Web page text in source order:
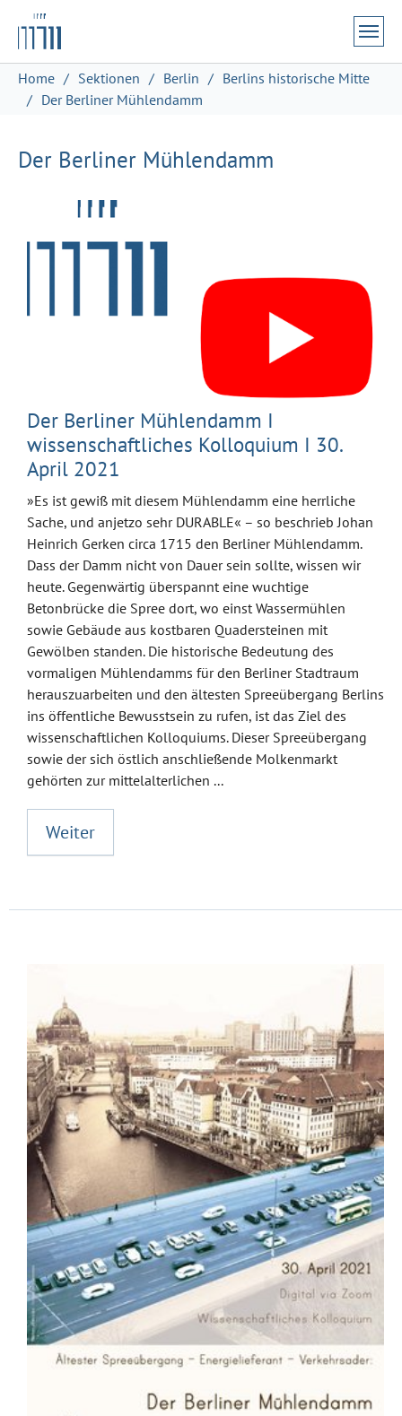
Zum Hauptinhalt springen
Skip to page footer
Sie sind hier:
Home Sektionen Berlin
Berlins historische Mitte
Der Berliner Mühlendamm
Der Berliner Mühlendamm
Der Berliner Mühlendamm I
wissenschaftliches Kolloquium I 30.
April 2021
»Es ist gewiß mit diesem Mühlendamm eine herrliche
Sache, und anjetzo sehr DURABLE« – so beschrieb Johan
Heinrich Gerken circa 1715 den Berliner Mühlendamm.
Dass der Damm nicht von Dauer sein sollte, wissen wir
heute. Gegenwärtig überspannt eine wuchtige
Betonbrücke die Spree dort, wo einst Wassermühlen
sowie Gebäude aus kostbaren Quadersteinen mit
Gewölben standen. Die historische Bedeutung des
vormaligen Mühlendamms für den Berliner Stadtraum
herauszuarbeiten und den ältesten Spreeübergang Berlins
ins öffentliche Bewusstsein zu rufen, ist das Ziel des
wissenschaftlichen Kolloquiums. Dieser Spreeübergang
sowie der sich östlich anschließende Molkenmarkt
gehörten zur mittelalterlichen ...
Weiter